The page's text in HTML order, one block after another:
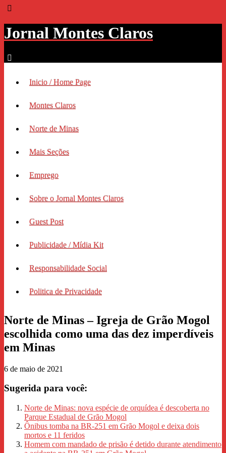
Jornal Montes Claros
Inicio / Home Page
Montes Claros
Norte de Minas
Mais Seções
Emprego
Sobre o Jornal Montes Claros
Guest Post
Publicidade / Mídia Kit
Responsabilidade Social
Politica de Privacidade
Norte de Minas – Igreja de Grão Mogol
escolhida como uma das dez imperdíveis
em Minas
6 de maio de 2021
Sugerida para você:
Norte de Minas: nova espécie de orquídea é descoberta no
Parque Estadual de Grão Mogol
Ônibus tomba na BR-251 em Grão Mogol e deixa dois
mortos e 11 feridos
Homem com mandado de prisão é detido durante atendimento